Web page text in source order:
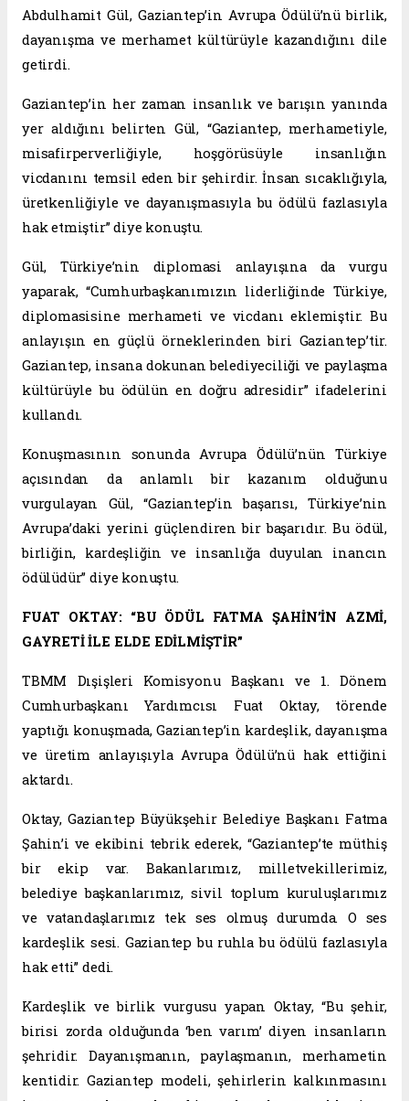
Abdulhamit Gül, Gaziantep’in Avrupa Ödülü’nü birlik,
dayanışma ve merhamet kültürüyle kazandığını dile
getirdi.
Gaziantep’in her zaman insanlık ve barışın yanında
yer aldığını belirten Gül, “Gaziantep, merhametiyle,
misafirperverliğiyle, hoşgörüsüyle insanlığın
vicdanını temsil eden bir şehirdir. İnsan sıcaklığıyla,
üretkenliğiyle ve dayanışmasıyla bu ödülü fazlasıyla
hak etmiştir” diye konuştu.
Gül, Türkiye’nin diplomasi anlayışına da vurgu
yaparak, “Cumhurbaşkanımızın liderliğinde Türkiye,
diplomasisine merhameti ve vicdanı eklemiştir. Bu
anlayışın en güçlü örneklerinden biri Gaziantep’tir.
Gaziantep, insana dokunan belediyeciliği ve paylaşma
kültürüyle bu ödülün en doğru adresidir” ifadelerini
kullandı.
Konuşmasının sonunda Avrupa Ödülü’nün Türkiye
açısından da anlamlı bir kazanım olduğunu
vurgulayan Gül, “Gaziantep’in başarısı, Türkiye’nin
Avrupa’daki yerini güçlendiren bir başarıdır. Bu ödül,
birliğin, kardeşliğin ve insanlığa duyulan inancın
ödülüdür” diye konuştu.
FUAT OKTAY: “BU ÖDÜL FATMA ŞAHİN’İN AZMİ,
GAYRETİ İLE ELDE EDİLMİŞTİR”
TBMM Dışişleri Komisyonu Başkanı ve 1. Dönem
Cumhurbaşkanı Yardımcısı Fuat Oktay, törende
yaptığı konuşmada, Gaziantep’in kardeşlik, dayanışma
ve üretim anlayışıyla Avrupa Ödülü’nü hak ettiğini
aktardı.
Oktay, Gaziantep Büyükşehir Belediye Başkanı Fatma
Şahin’i ve ekibini tebrik ederek, “Gaziantep’te müthiş
bir ekip var. Bakanlarımız, milletvekillerimiz,
belediye başkanlarımız, sivil toplum kuruluşlarımız
ve vatandaşlarımız tek ses olmuş durumda. O ses
kardeşlik sesi. Gaziantep bu ruhla bu ödülü fazlasıyla
hak etti” dedi.
Kardeşlik ve birlik vurgusu yapan Oktay, “Bu şehir,
birisi zorda olduğunda ‘ben varım’ diyen insanların
şehridir. Dayanışmanın, paylaşmanın, merhametin
kentidir. Gaziantep modeli, şehirlerin kalkınmasını